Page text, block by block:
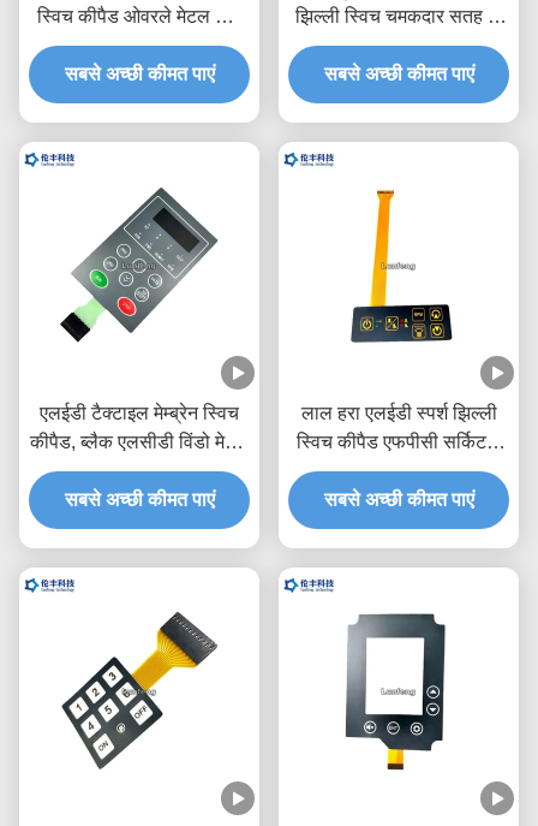
स्विच कीपैड ओवरले मेटल डोम
मेडिकल उपकरण
सबसे अच्छी कीमत पाएं
झिल्ली स्विच चमकदार सतह के
साथ
सबसे अच्छी कीमत पाएं
एलईडी टैक्टाइल मेम्ब्रेन स्विच
कीपैड, ब्लैक एलसीडी विंडो मेटल
डोम टैक्टाइल स्विच
सबसे अच्छी कीमत पाएं
लाल हरा एलईडी स्पर्श झिल्ली
स्विच कीपैड एफपीसी सर्किट 3
एम चिपकने वाला
सबसे अच्छी कीमत पाएं